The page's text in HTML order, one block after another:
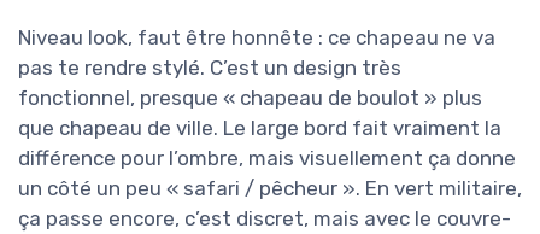
Niveau look, faut être honnête : ce chapeau ne va
pas te rendre stylé. C’est un design très
fonctionnel, presque « chapeau de boulot » plus
que chapeau de ville. Le large bord fait vraiment la
différence pour l’ombre, mais visuellement ça donne
un côté un peu « safari / pêcheur ». En vert militaire,
ça passe encore, c’est discret, mais avec le couvre-